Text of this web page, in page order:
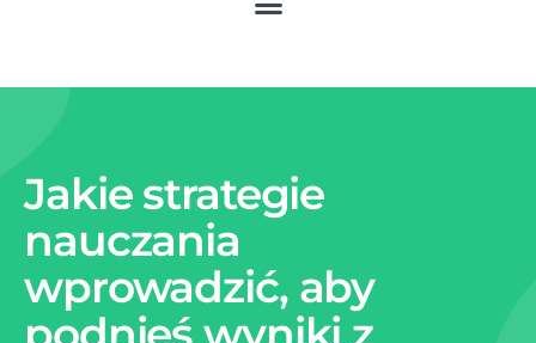
Jakie strategie
nauczania
wprowadzić, aby